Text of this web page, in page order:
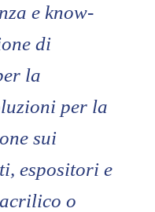
e know-
di
la
per la
sui
espositori e
o